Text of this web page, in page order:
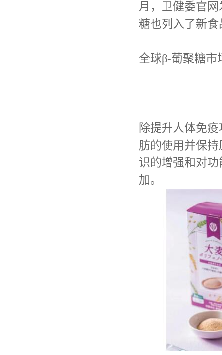
月，卫健委官
糖也列入了新食
全球β-葡聚糖市
除提升人体免
肪的使用并保
识的增强和对
加。